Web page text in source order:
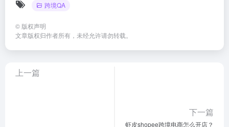
跨境QA
© 版权声明
文章版权归作者所有，未经允许请勿转载。
上一篇
下一篇
虾皮shopee跨境电商怎么开店？